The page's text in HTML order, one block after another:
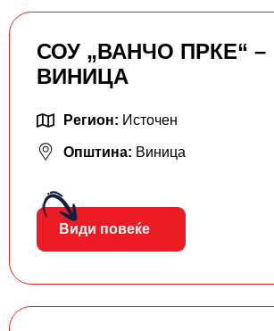
СОУ „ВАНЧО ПРКЕ“ –
ВИНИЦА
Регион: Источен
Општина: Виница
Види повеќе